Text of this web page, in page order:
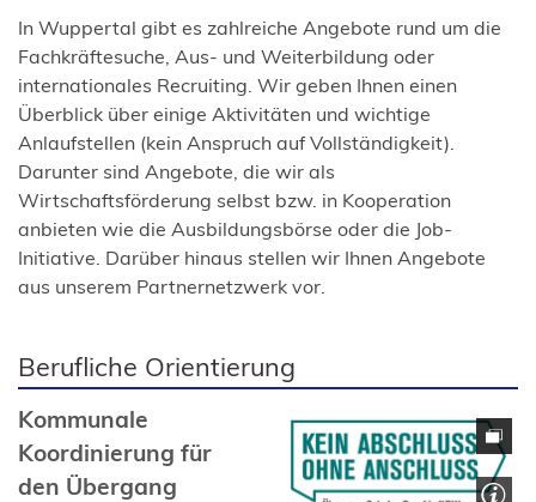
In Wuppertal gibt es zahlreiche Angebote rund um die
Fachkräftesuche, Aus- und Weiterbildung oder
internationales Recruiting. Wir geben Ihnen einen
Überblick über einige Aktivitäten und wichtige
Anlaufstellen (kein Anspruch auf Vollständigkeit).
Darunter sind Angebote, die wir als
Wirtschaftsförderung selbst bzw. in Kooperation
anbieten wie die Ausbildungsbörse oder die Job-
Initiative. Darüber hinaus stellen wir Ihnen Angebote
aus unserem Partnernetzwerk vor.
Berufliche Orientierung
Kommunale
Koordinierung für
den Übergang